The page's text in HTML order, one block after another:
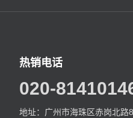
热销电话
020-
地址：广州市海珠区赤岗北路